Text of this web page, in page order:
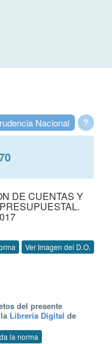
?
Nacional
DE CUENTAS Y
Ver Imagen del D.O.
del presente
Librería Digital de
la norma